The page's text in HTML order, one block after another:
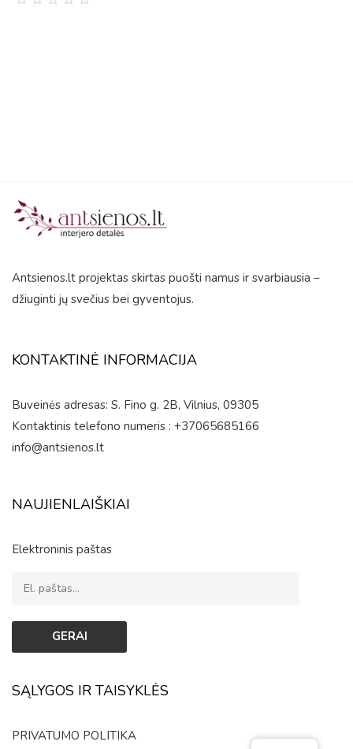
Antsienos.lt projektas skirtas puošti namus ir svarbiausia –
džiuginti jų svečius bei gyventojus.
KONTAKTINĖ INFORMACIJA
Buveinės adresas: S. Fino g. 2B, Vilnius, 09305
Kontaktinis telefono numeris : +37065685166
info@antsienos.lt
NAUJIENLAIŠKIAI
Elektroninis paštas
SĄLYGOS IR TAISYKLĖS
PRIVATUMO POLITIKA